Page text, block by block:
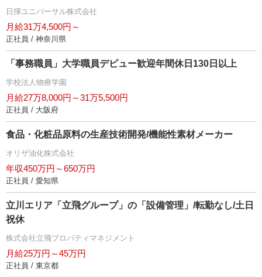
日揮ユニバーサル株式会社
月給31万4,500円～
正社員 / 神奈川県
「事務職員」大学職員デビュー歓迎年間休日130日以上
学校法人物療学園
月給27万8,000円～31万5,500円
正社員 / 大阪府
食品・化粧品原料の生産技術開発/機能性素材メーカー
オリザ油化株式会社
年収450万円～650万円
正社員 / 愛知県
立川エリア「立飛グループ」の「設備管理」/転勤なし/土日
祝休
株式会社立飛プロパティマネジメント
月給25万円～45万円
正社員 / 東京都